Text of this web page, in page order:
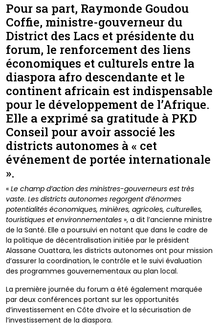
Pour sa part, Raymonde Goudou
Coffie, ministre-gouverneur du
District des Lacs et présidente du
forum, le renforcement des liens
économiques et culturels entre la
diaspora afro descendante et le
continent africain est indispensable
pour le développement de l’Afrique.
Elle a exprimé sa gratitude à PKD
Conseil pour avoir associé les
districts autonomes à « cet
événement de portée internationale
».
« Le champ d’action des ministres-gouverneurs est très
vaste. Les districts autonomes regorgent d’énormes
potentialités économiques, minières, agricoles, culturelles,
touristiques et environnementales », a dit l’ancienne ministre
de la Santé. Elle a poursuivi en notant que dans le cadre de
la politique de décentralisation initiée par le président
Alassane Ouattara, les districts autonomes ont pour mission
d’assurer la coordination, le contrôle et le suivi évaluation
des programmes gouvernementaux au plan local.
La première journée du forum a été également marquée
par deux conférences portant sur les opportunités
d’investissement en Côte d’Ivoire et la sécurisation de
l’investissement de la diaspora.